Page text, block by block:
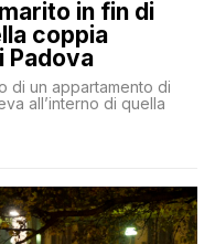
in fin di
coppia
Padova
di un appartamento di
all’interno di quella